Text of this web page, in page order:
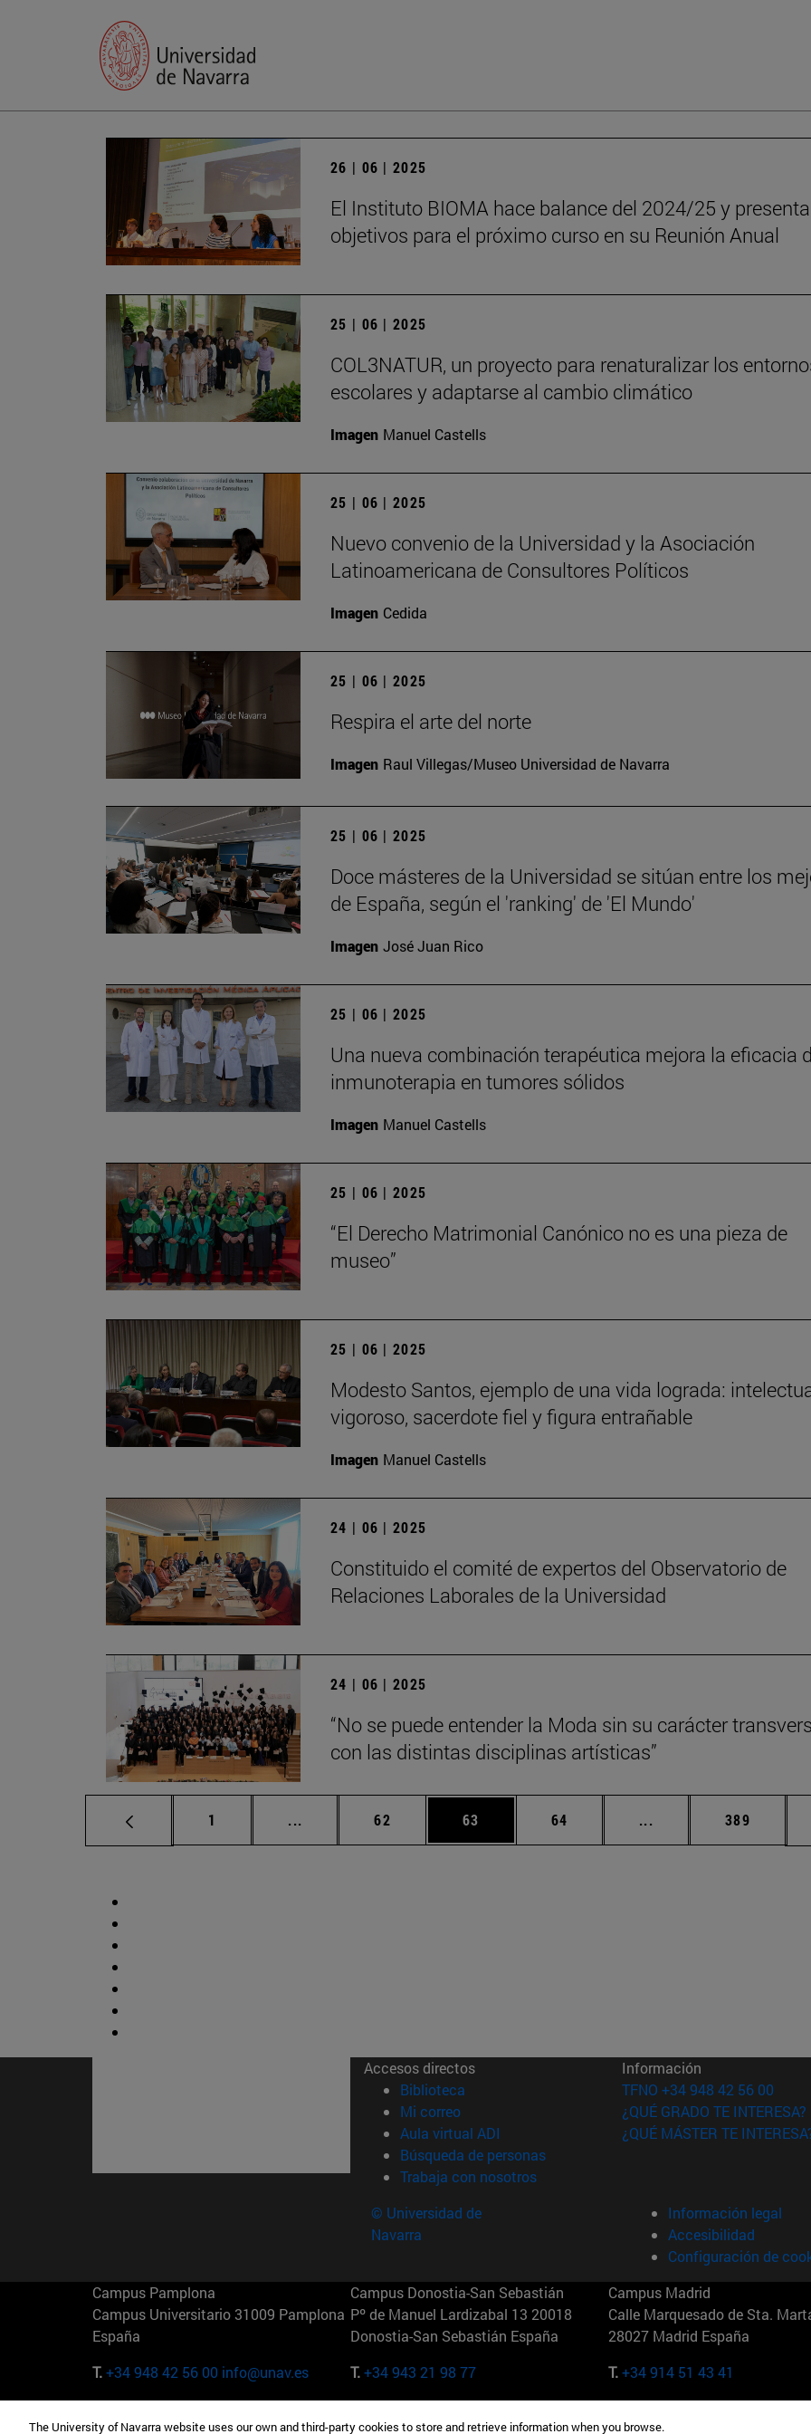
26 | 06 | 2025
El Instituto BIOMA hace balance del 2024/25 y
objetivos para el próximo curso en su Reunión Anual
25 | 06 | 2025
COL3NATUR, un proyecto para renaturalizar los
escolares y adaptarse al cambio climático
Imagen Manuel Castells
25 | 06 | 2025
Nuevo convenio de la Universidad y la Asociación
Latinoamericana de Consultores Políticos
Imagen Cedida
25 | 06 | 2025
Respira el arte del norte
Imagen Raul Villegas/Museo Universidad de Navarra
25 | 06 | 2025
Doce másteres de la Universidad se sitúan entre los
de España, según el 'ranking' de 'El Mundo'
Imagen José Juan Rico
25 | 06 | 2025
Una nueva combinación terapéutica mejora la eficacia
inmunoterapia en tumores sólidos
Imagen Manuel Castells
25 | 06 | 2025
“El Derecho Matrimonial Canónico no es una pieza de
museo”
25 | 06 | 2025
Modesto Santos, ejemplo de una vida lograda:
vigoroso, sacerdote fiel y figura entrañable
Imagen Manuel Castells
24 | 06 | 2025
Constituido el comité de expertos del Observatorio de
Relaciones Laborales de la Universidad
24 | 06 | 2025
“No se puede entender la Moda sin su carácter
con las distintas disciplinas artísticas”
Página
1 ... Páginas intermedias Use TAB para desplazarse.
Página
62 Página
63 Página
64 ... Páginas intermedias
Página
389
Accesos directos
Biblioteca (abre en nueva ventana)
Mi correo(abre en nueva ventana)
Aula virtual ADI (abre en nueva ventana)
Búsqueda de personas(abre en nueva ventana)
Trabaja con nosotros(abre en nueva ventana)
Información
TFNO +34 948 42 56 00
¿QUÉ GRADO TE INTERESA?
¿QUÉ MÁSTER TE
© Universidad de
Navarra
Información legal
Accesibilidad
Configuración de
Campus Pamplona
Campus Universitario 31009 Pamplona
España
T.+34 948 42 56 00 info@unav.es
Campus Donostia-San Sebastián
Pº de Manuel Lardizabal 13 20018
Donostia-San Sebastián España
T.+34 943 21 98 77
Campus Madrid
Calle Marquesado de Sta.
28027 Madrid España
T.+34 914 51 43 41
Camino del Cerro Águila 3 28023
165 W 57th St 10019-2201 Nueva York Maria-Theresia-Straße 15
The University of Navarra website uses our own and third-party cookies to store and retrieve information when you browse.